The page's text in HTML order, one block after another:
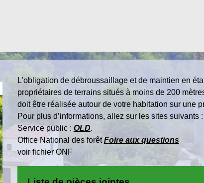
L'obligation de débroussaillage et de maintien en
propriétaires de terrains situés à moins de 200
doit être réalisée autour de votre habitation sur une
Pour plus d’informations, allez sur les sites suivants :
Service public : OLD.
Office National des forêtFoire aux questions
voir fichier ONF